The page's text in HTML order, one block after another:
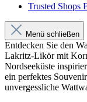
Trusted Shops
Menü schließen
Entdecken Sie den
Lakritz-Likör mit
Nordseeküste
ein perfektes
unvergessliche